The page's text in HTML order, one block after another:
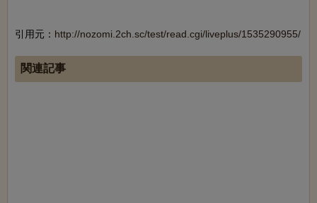
引用元： http://nozomi.2ch.sc/test/read.cgi/liveplus/1535290955/
関連記事